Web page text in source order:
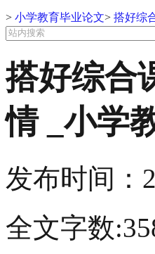
> 小学教育毕业论文> 搭好综
搭好综合
情 _小学
发布时间：
全文字数